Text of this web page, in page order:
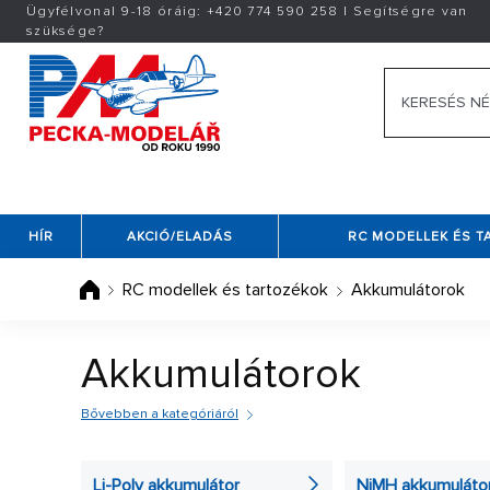
Ügyfélvonal 9-18 óráig: +420774 590 258 | Segítségre van
szüksége?
HÍR AKCIÓ/ELADÁS RC MODELLEK ÉS
RC modellek és tartozékok Akkumulátorok
Akkumulátorok
Bővebben a kategóriáról
áttekinthetőbb kiválasztás érdekében válasszon
Li-Poly akkumulátor NiMH